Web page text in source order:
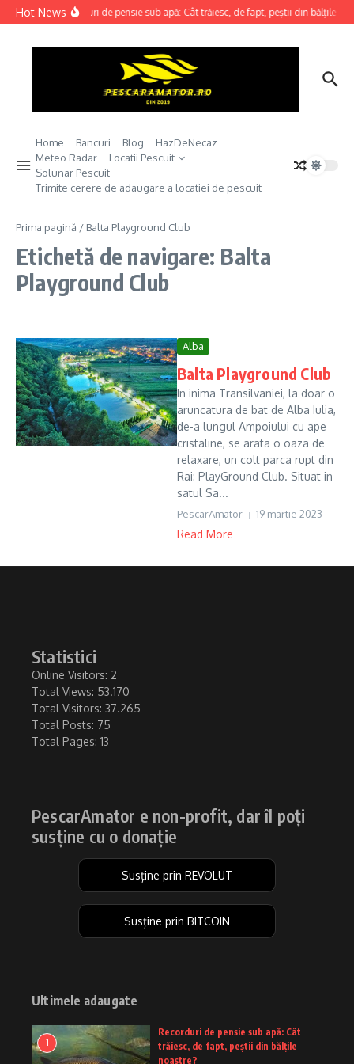
Sari la conținut
Hot NewsRecorduri de pensie sub apă: Cât trăiesc, de fapt, peștii din bălțile
Home Bancuri Blog
HazDeNecaz
Meteo Radar
Locatii Pescuit
Solunar Pescuit
Trimite cerere de adaugare a locatiei de pescuit
Prima pagină / Balta Playground Club
Etichetă de navigare: Balta
Playground Club
Alba
Balta Playground Club
In inima Transilvaniei, la doar o
aruncatura de bat de Alba Iulia,
de-a lungul Ampoiului cu ape
cristaline, se arata o oaza de
relaxare, un colt parca rupt din
Rai: PlayGround Club. Situat in
satul Sa...
PescarAmator 19 martie 2023
Read More
Statistici
Online Visitors: 2
Total Views: 53.170
Total Visitors: 37.265
Total Posts: 75
Total Pages: 13
PescarAmator e non-profit, dar îl poți
susține cu o donație
Susține prin REVOLUT
Susține prin BITCOIN
Ultimele adaugate
1
Recorduri de pensie sub apă: Cât
trăiesc, de fapt, peștii din bălțile
noastre?